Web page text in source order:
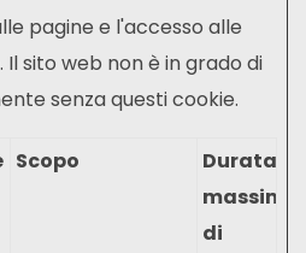
pagine e l'accesso alle
sito web non è in grado di
senza questi cookie.
Scopo
Durata
massima
di